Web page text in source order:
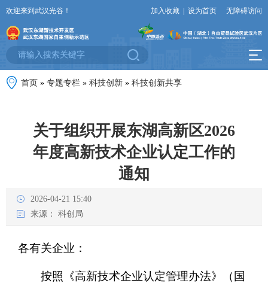
欢迎来到武汉光谷！ 加入收藏 设为首页 无障碍访问
首页 » 专题专栏 » 科技创新 » 科技创新共享
关于组织开展东湖高新区2026
年度高新技术企业认定工作的
通知
2026-04-21 15:40
来源： 科创局
各有关企业：
按照《高新技术企业认定管理办法》（国